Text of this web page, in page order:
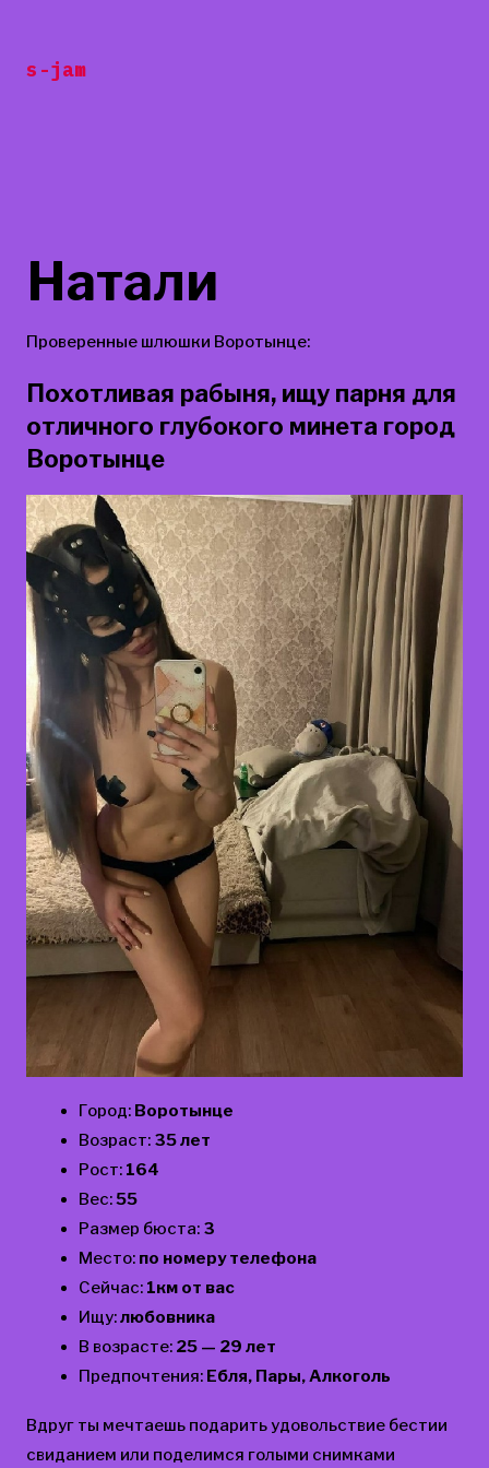
содержанию
s-jam
Натали
Проверенные шлюшки Воротынце:
Похотливая рабыня, ищу парня для
отличного глубокого минета город
Воротынце
Город: Воротынце
Возраст: 35 лет
Рост: 164
Вес:55
Размер бюста: 3
Место: по номеру телефона
Сейчас: 1км от вас
Ищу:любовника
В возрасте: 25 — 29 лет
Предпочтения: Ебля, Пары, Алкоголь
Вдруг ты мечтаешь подарить удовольствие бестии
свиданием или поделимся голыми снимками